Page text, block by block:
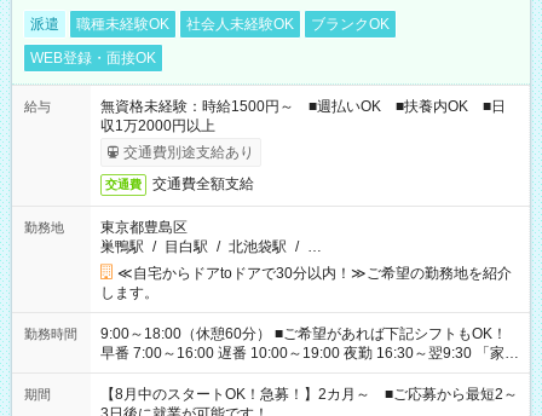
派遣 職種未経験OK 社会人未経験OK
ブランクOK
WEB登録・面接OK
給与
無資格未経験：時給1500円～ ■週払いOK ■扶養内OK ■日
収1万2000円以上
交通費別途支給あり
交通費 交通費全額支給
勤務地
東京都豊島区
巣鴨駅 / 目白駅 / 北池袋駅 / …
≪自宅からドアtoドアで30分以内！≫ご希望の勤務地を紹介
します。
勤務時間
9:00～18:00（休憩60分） ■ご希望があれば下記シフトもOK！
早番 7:00～16:00 遅番 10:00～19:00 夜勤 16:30～翌9:30 「家族
と休みを合わせたい」 「余裕を持って夕飯の準備がしたい」
「できれば残業はしたくない」 など、ご希望を教えてください
ね。 ※Wワーク希望の方へ 今ご覧のお仕事で希望する勤務時間
期間
【8月中のスタートOK！急募！】2カ月～ ■ご応募から最短2～